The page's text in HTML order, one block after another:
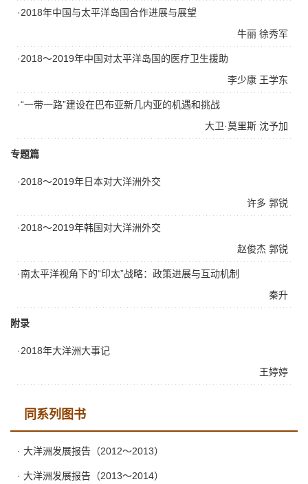
徐秀军
牛丽
·2018年中国与太平洋岛国合作进展与展望
王学东
李少康
·2018～2019年中国对太平洋岛国的医疗卫生援助
大卫·莫里斯 沈予加
·“一带一路”建设在巴布亚新几内亚的机遇和挑战
专题篇
郭锐
许多
·2018～2019年日本对大洋洲外交
郭锐
赵俊杰
·2018～2019年韩国对大洋洲外交
秦升
·南太平洋视角下的“印太”战略：政策进展与互动机制
附录
王婷婷
·2018年大洋洲大事记
同系列图书
· 大洋洲发展报告（2012～2013）
· 大洋洲发展报告（2013～2014）